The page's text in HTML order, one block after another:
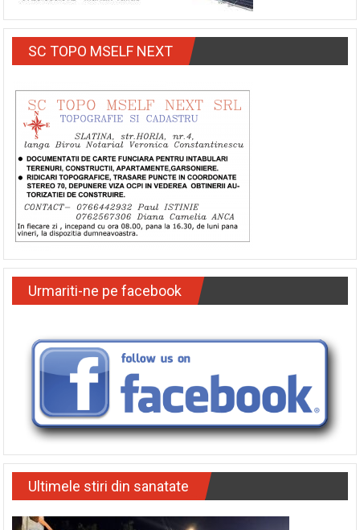
SC TOPO MSELF NEXT
Urmariti-ne pe facebook
Ultimele stiri din sanatate